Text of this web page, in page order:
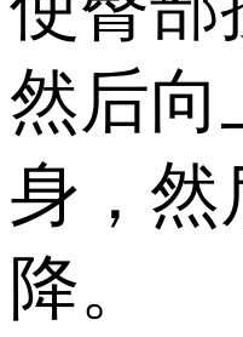
然后向
身，然
降。